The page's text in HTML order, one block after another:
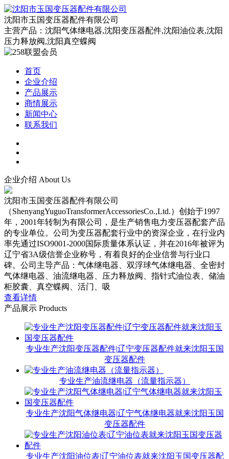
沈阳市玉国变压器配件有限公司
主营产品：沈阳气体继电器,沈阳变压器配件,沈阳油位表,沈阳
压力释放阀,沈阳真空蝶阀
首页
企业介绍
产品展示
商情展示
新闻中心
联系我们
企业介绍 About Us
沈阳市玉国变压器配件有限公司
（ShenyangYuguoTransformerAccessoriesCo.,Ltd.）创始于1997
年，2001年转制为有限公司，是生产销售电力变压器配套产品
的专业单位。公司为变压器配套行业中的资深企业，在行业内
率先通过ISO9001-2000国际质量体系认证，并在2016年被评为
辽宁省3A级信誉企业称号，有着良好的企业信誉与行业口
碑。公司主导产品：气体继电器、双浮球气体继电器、全密封
气体继电器、油流继电器、压力释放阀、指针式油位表、储油
柜胶囊、真空蝶阀、活门、吸
查看详情
产品展示 Products
专业生产沈阳变压器配件|辽宁变压器配件就来沈阳玉国
变压器配件
专业生产油流继电器（流量指示器）
专业生产沈阳气体继电器|辽宁气体继电器就来沈阳玉国
变压器配件
专业生产沈阳油位表|辽宁油位表就来沈阳玉国变压器配